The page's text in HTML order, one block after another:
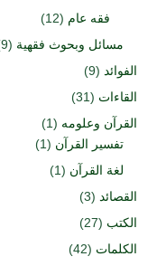
فقه عام (12)
مسائل وبحوث فقهية (9)
الفوائد (9)
القاءات (31)
القرآن وعلومه (1)
تفسير القرآن (1)
لغة القرآن (1)
القصائد (3)
الكتب (27)
الكلمات (42)